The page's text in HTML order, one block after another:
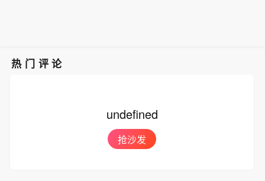
热门评论
undefined
抢沙发